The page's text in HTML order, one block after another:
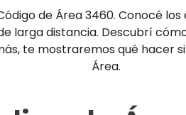
de Área 3460. Conocé
larga distancia. Descubrí
te mostraremos qué hacer
Área.